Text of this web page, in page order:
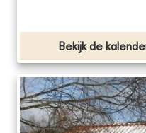
Bekijk de